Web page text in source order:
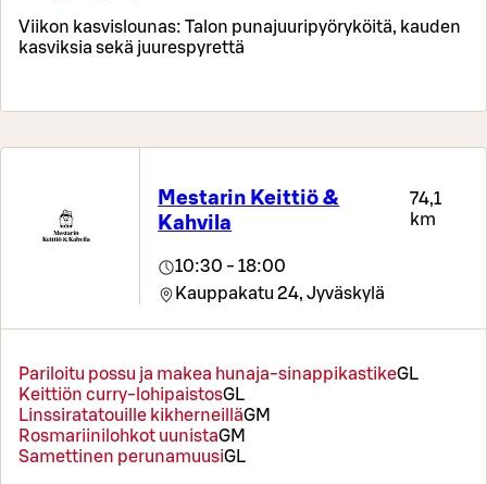
Viikon kasvislounas: Talon punajuuripyöryköitä, kauden
kasviksia sekä juurespyrettä
Mestarin Keittiö &
Kahvila
74,1
km
10:30 - 18:00
Kauppakatu 24, Jyväskylä
Pariloitu possu ja makea hunaja-sinappikastikeGL
Keittiön curry-lohipaistosGL
Linssiratatouille kikherneilläGM
Rosmariinilohkot uunistaGM
Samettinen perunamuusiGL